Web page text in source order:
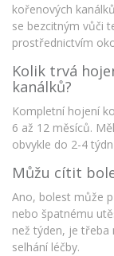
kořenových
se bezcitným vůči
prostřednictvím
Kolik trvá
kanálků?
Kompletní hojení
6 až 12 měsíců.
obvykle do 2-4
Můžu cítit
Ano, bolest může
nebo špatnému
než týden, je
selhání léčby.